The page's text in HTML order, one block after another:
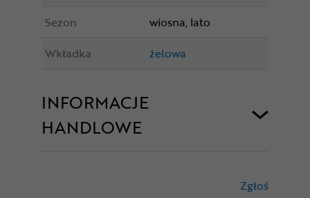
Sezon
wiosna, lato
Wkładka
żelowa
INFORMACJE
HANDLOWE
Zgłoś